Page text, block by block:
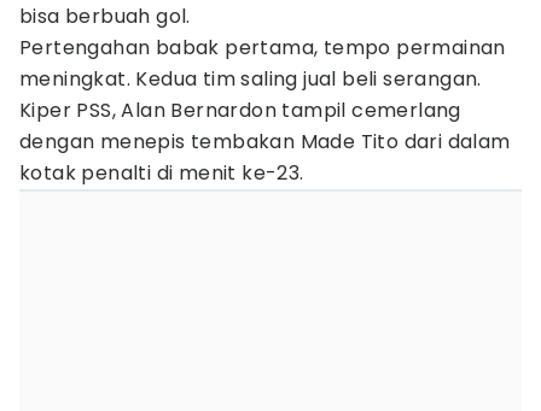
bisa berbuah gol.
Pertengahan babak pertama, tempo permainan
meningkat. Kedua tim saling jual beli serangan.
Kiper PSS, Alan Bernardon tampil cemerlang
dengan menepis tembakan Made Tito dari dalam
kotak penalti di menit ke-23.